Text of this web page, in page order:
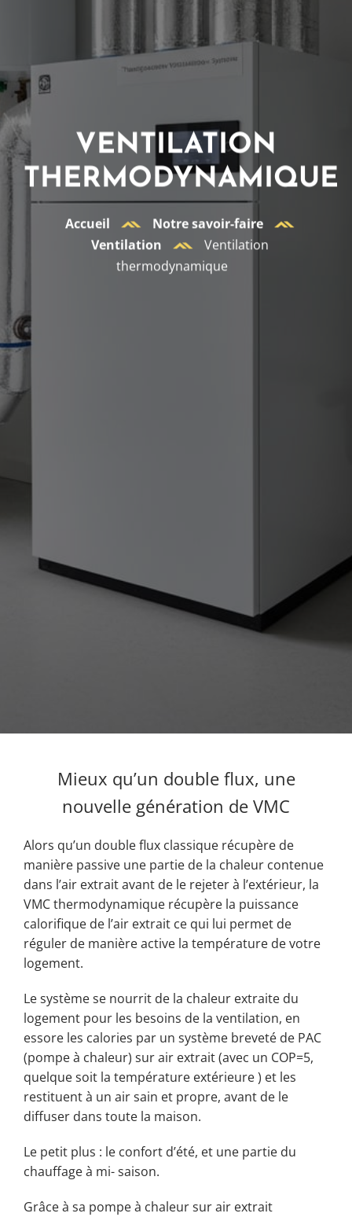
VENTILATION
THERMODYNAMIQUE
Accueil
Notre savoir-faire
Ventilation
Ventilation
thermodynamique
Mieux qu’un double flux, une
nouvelle génération de VMC
Alors qu’un double flux classique récupère de
manière passive une partie de la chaleur contenue
dans l’air extrait avant de le rejeter à l’extérieur, la
VMC thermodynamique récupère la puissance
calorifique de l’air extrait ce qui lui permet de
réguler de manière active la température de votre
logement.
Le système se nourrit de la chaleur extraite du
logement pour les besoins de la ventilation, en
essore les calories par un système breveté de PAC
(pompe à chaleur) sur air extrait (avec un COP=5,
quelque soit la température extérieure ) et les
restituent à un air sain et propre, avant de le
diffuser dans toute la maison.
Le petit plus : le confort d’été, et une partie du
chauffage à mi- saison.
Grâce à sa pompe à chaleur sur air extrait